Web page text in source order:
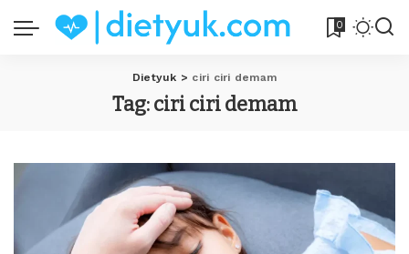
0
Dietyuk > ciri ciri demam
Tag:ciri ciri demam